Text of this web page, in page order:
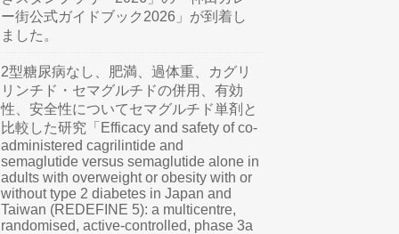
ー街公式ガイドブック2026」が到着し
ました。
2型糖尿病なし、肥満、過体重、カグリ
リンチド・セマグルチドの併用、有効
性、安全性についてセマグルチド単剤と
比較した研究「Efficacy and safety of co-
administered cagrilintide and
semaglutide versus semaglutide alone in
adults with overweight or obesity with or
without type 2 diabetes in Japan and
Taiwan (REDEFINE 5): a multicentre,
randomised, active-controlled, phase 3a